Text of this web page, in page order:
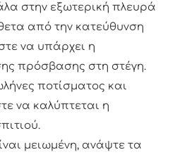
στην εξωτερική πλευρά
από την κατεύθυνση
να υπάρχει η
πρόσβασης στη στέγη.
ποτίσματος και
να καλύπτεται η
μειωμένη, ανάψτε τα